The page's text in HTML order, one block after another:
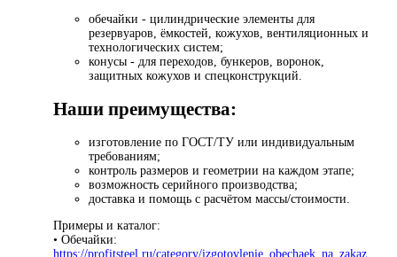
обечайки - цилиндрические элементы для
резервуаров, ёмкостей, кожухов, вентиляционных и
технологических систем;
конусы - для переходов, бункеров, воронок,
защитных кожухов и спецконструкций.
Наши преимущества:
изготовление по ГОСТ/ТУ или индивидуальным
требованиям;
контроль размеров и геометрии на каждом этапе;
возможность серийного производства;
доставка и помощь с расчётом массы/стоимости.
Примеры и каталог:
• Обечайки:
https://profitsteel.ru/category/izgotovlenie_obechaek_na_zakaz